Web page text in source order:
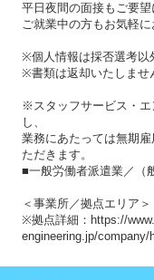
平日夜間の面接もご要望
ご就業中の方もお気軽に
※個人情報は採否選考以
※書類は返却いたしませ
※スタッフサービス・エ
し、
業務にあたっては無期
ただきます。
■一般労働者派遣業／（
＜事業所／拠点エリア＞
※拠点詳細：https://
engineering.jp/company/